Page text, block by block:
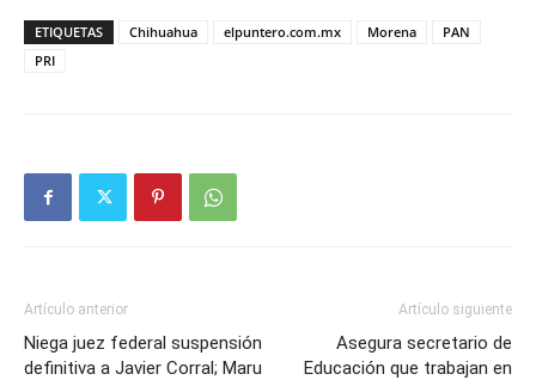
ETIQUETAS Chihuahua elpuntero.com.mx Morena
PAN
PRI
Artículo anterior
Niega juez federal suspensión
definitiva a Javier Corral; Maru
Artículo siguiente
Asegura secretario de
Educación que trabajan en